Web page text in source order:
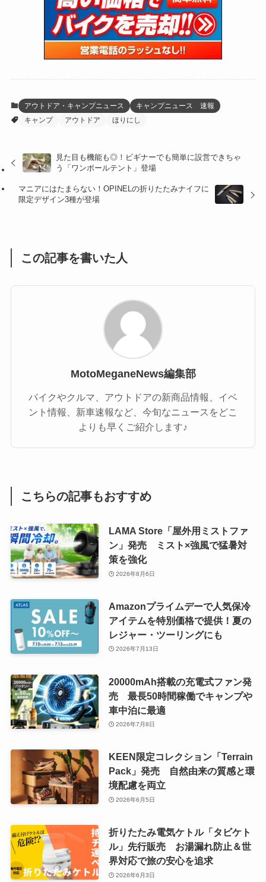
(63)
(109)
(15)
(5)
(17)
(5)
(27)
(61)
(13)
(60)
(171)
(38)
(47)
(59)
(41)
(47)
(1)
(35)
(41)
(12)
(16)
(4)
(16)
(1)
アウトドア・キャンプニュース
キャンプニュース 速報
キャンプ
アウトドア ほりにし
見た目も機能も◎！ビギナーでも簡単に設営できちゃ
う「ワンポールテント」登場
マニアにはたまらない！OPINELの折りたたみナイフに
限定デザイン3種が登場
この記事を書いた人
MotoMeganeNews編集部
バイクやクルマ、アウトドアの新商品情報、イベ
ント情報、新車速報など、今旬なニュースをどこ
よりも早くご紹介します♪
こちらの記事もおすすめ
LAMA Store「屋外用ミストファ
ン」発売 ミスト×強風で猛暑対
策を強化
2026年8月6日
Amazonプライムデーで人気保冷
アイテムを特別価格で提供！夏の
レジャー・ツーリングにも
2026年7月13日
20000mAh搭載の充電式ファン発
売 最長50時間稼働でキャンプや
車中泊に最適
2026年7月8日
KEEN限定コレクション「Terrain
Pack」発売 自然由来の質感と環
境配慮を両立
2026年6月5日
折りたたみ電気ケトル「タビケト
ル」先行販売 お湯漏れ防止＆世
界対応で旅の安心を追求
2026年6月3日